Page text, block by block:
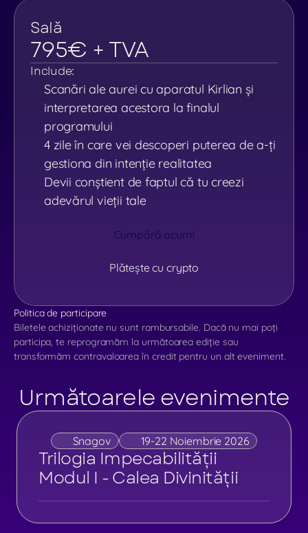
Sală
795€ + TVA
Include:
Scanări ale aurei cu aparatul Kirlian și
interpretarea acestora la finalul
programului
4 zile în care vei descoperi puterea de a-ți
gestiona din intenție realitatea
Devii conștient de faptul că tu creezi
adevărul vieții tale
Cumpără acum!
Plătește cu crypto
Politica de participare
Biletele achiziționate nu sunt rambursabile. Dacă nu mai poți
participa, te reprogramăm la următoarea ediție sau
transformăm contravaloarea în credit pentru un alt eveniment.
Următoarele evenimente
Snagov 19-22 Noiembrie 2026
Trilogia Impecabilității
Modul I - Calea Divinității